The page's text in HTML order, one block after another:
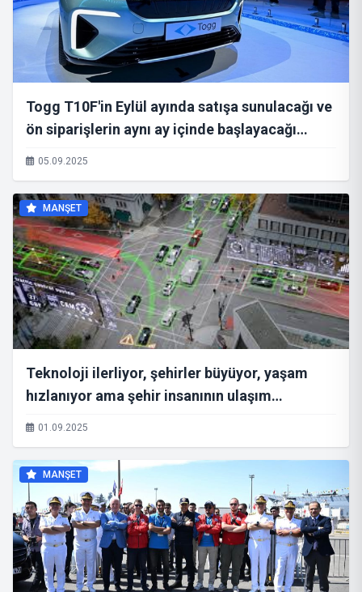
Togg T10F'in Eylül ayında satışa sunulacağı ve
ön siparişlerin aynı ay içinde başlayacağı
açıklandı.
05.09.2025
MANŞET
Teknoloji ilerliyor, şehirler büyüyor, yaşam
hızlanıyor ama şehir insanının ulaşım
beklentisi giderek sadeleşiyor
01.09.2025
MANŞET